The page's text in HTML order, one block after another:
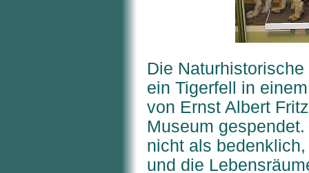
Die
ein Tigerfell in
von Ernst Albert
Museum
nicht als
und die